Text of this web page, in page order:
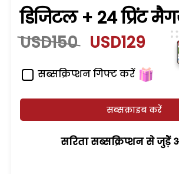
डिजिटल + 24 प्रिंट
USD150 USD129
सब्सक्रिप्शन गिफ्ट करें
सब्सक्राइब करें
सरिता सब्सक्रिप्शन से जुड़ेें